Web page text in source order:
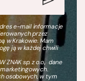
e-mail informacje
przez
w Krakowie. Mam
ją w każdej chwili
sp. z o.o., dane
osobowych, w tym